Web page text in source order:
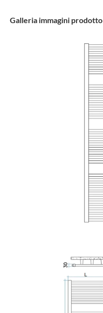
Galleria immagini prodotto